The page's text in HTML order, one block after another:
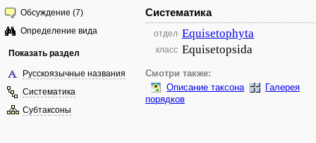
Обсуждение (7)
Определение вида
Показать раздел
Русскоязычные названия
Систематика
Субтаксоны
Систематика
отдел Equisetophyta
класс Equisetopsida
Смотри также:
Описание таксона
Галерея
порядков